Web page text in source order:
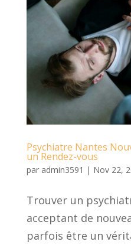
Psychiatre Nantes
un Rendez-vous
par admin3591 | Nov 22,
Trouver un
acceptant de
parfois être un